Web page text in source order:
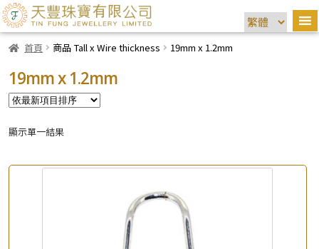
首頁 商品 Tall x Wire thickness 19mm x 1.2mm
19mm x 1.2mm
顯示單一結果